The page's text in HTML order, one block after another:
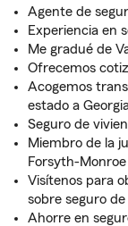
Agente de
Experiencia en
Me gradué de
Ofrecemos
Acogemos
estado a
Seguro de
Miembro de la
Forsyth-Monroe
Visítenos para
sobre seguro
Ahorre en